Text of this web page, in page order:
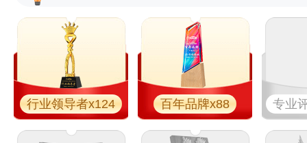
行业领导者x124 百年品牌x88 专业​